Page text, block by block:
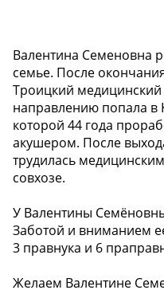
Валентина Семеновна
семье. После
Троицкий медицинский
направлению попала в
которой 44 года
акушером. После
трудилась
совхозе.
У Валентины
Заботой и вниманием
3 правнука и 6
Желаем Валентине